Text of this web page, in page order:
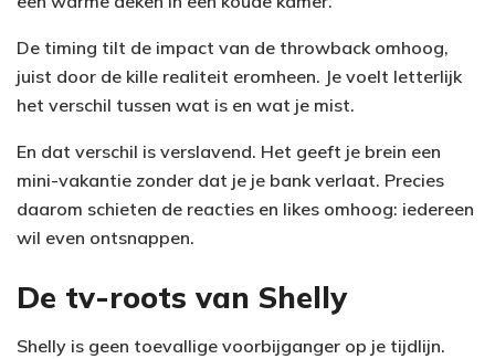
De timing tilt de impact van de throwback omhoog,
juist door de kille realiteit eromheen. Je voelt letterlijk
het verschil tussen wat is en wat je mist.
En dat verschil is verslavend. Het geeft je brein een
mini-vakantie zonder dat je je bank verlaat. Precies
daarom schieten de reacties en likes omhoog: iedereen
wil even ontsnappen.
De tv-roots van Shelly
Shelly is geen toevallige voorbijganger op je tijdlijn.